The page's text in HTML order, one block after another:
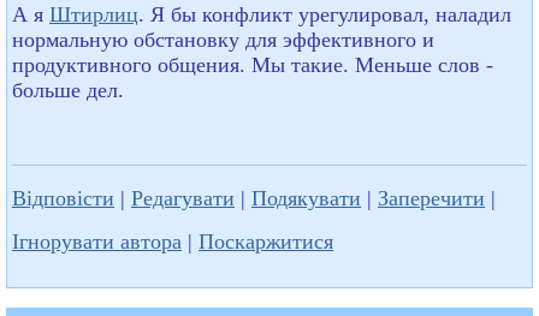
А я Штирлиц. Я бы конфликт урегулировал, наладил
нормальную обстановку для эффективного и
продуктивного общения. Мы такие. Меньше слов -
больше дел.
Відповісти | Редагувати | Подякувати | Заперечити |
Ігнорувати автора | Поскаржитися